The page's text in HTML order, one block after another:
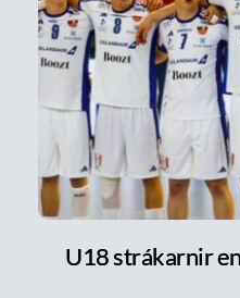
U18 strákarnir